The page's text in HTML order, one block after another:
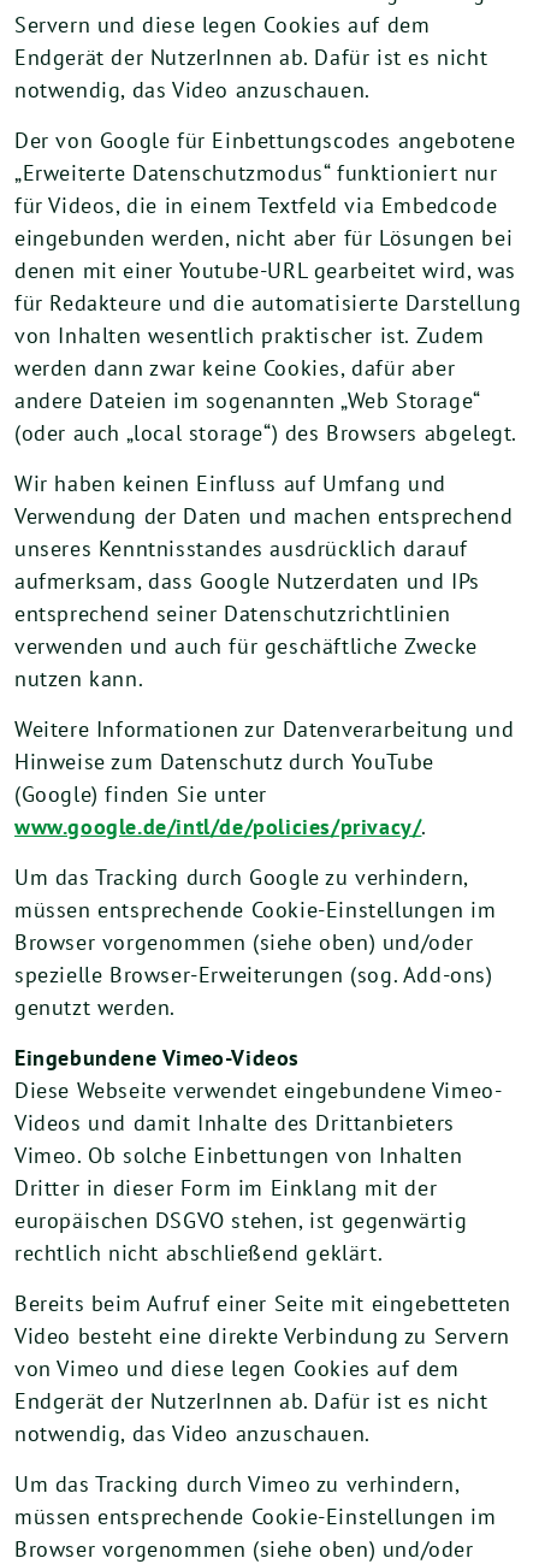
Servern und diese legen Cookies auf dem
Endgerät der NutzerInnen ab. Dafür ist es nicht
notwendig, das Video anzuschauen.
Der von Google für Einbettungscodes angebotene
„Erweiterte Datenschutzmodus“ funktioniert nur
für Videos, die in einem Textfeld via Embedcode
eingebunden werden, nicht aber für Lösungen bei
denen mit einer Youtube-URL gearbeitet wird, was
für Redakteure und die automatisierte Darstellung
von Inhalten wesentlich praktischer ist. Zudem
werden dann zwar keine Cookies, dafür aber
andere Dateien im sogenannten „Web Storage“
(oder auch „local storage“) des Browsers abgelegt.
Wir haben keinen Einfluss auf Umfang und
Verwendung der Daten und machen entsprechend
unseres Kenntnisstandes ausdrücklich darauf
aufmerksam, dass Google Nutzerdaten und IPs
entsprechend seiner Datenschutzrichtlinien
verwenden und auch für geschäftliche Zwecke
nutzen kann.
Weitere Informationen zur Datenverarbeitung und
Hinweise zum Datenschutz durch YouTube
(Google) finden Sie unter
www.google.de/intl/de/policies/privacy/.
Um das Tracking durch Google zu verhindern,
müssen entsprechende Cookie-Einstellungen im
Browser vorgenommen (siehe oben) und/oder
spezielle Browser-Erweiterungen (sog. Add-ons)
genutzt werden.
Eingebundene Vimeo-Videos
Diese Webseite verwendet eingebundene Vimeo-
Videos und damit Inhalte des Drittanbieters
Vimeo. Ob solche Einbettungen von Inhalten
Dritter in dieser Form im Einklang mit der
europäischen DSGVO stehen, ist gegenwärtig
rechtlich nicht abschließend geklärt.
Bereits beim Aufruf einer Seite mit eingebetteten
Video besteht eine direkte Verbindung zu Servern
von Vimeo und diese legen Cookies auf dem
Endgerät der NutzerInnen ab. Dafür ist es nicht
notwendig, das Video anzuschauen.
Um das Tracking durch Vimeo zu verhindern,
müssen entsprechende Cookie-Einstellungen im
Browser vorgenommen (siehe oben) und/oder